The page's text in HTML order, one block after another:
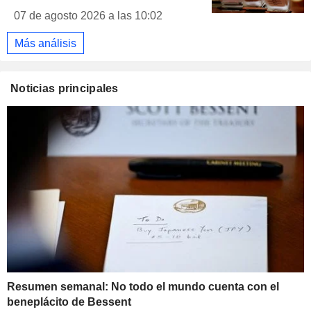
07 de agosto 2026 a las 10:02
Más análisis
Noticias principales
Resumen semanal: No todo el mundo cuenta con el
beneplácito de Bessent